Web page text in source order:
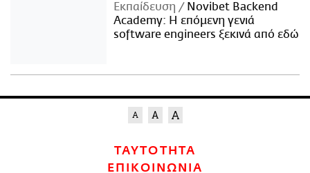
Εκπαίδευση
Novibet Backend
Academy: Η επόμενη γενιά
software engineers ξεκινά από εδώ
ΤΑΥΤΟΤΗΤΑ
ΕΠΙΚΟΙΝΩΝΙΑ